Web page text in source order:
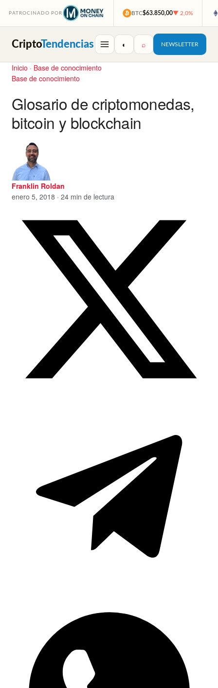
PATROCINADO POR BTC$63.850,00▼ 2,0%
CriptoTendencias ◐ ⌕ NEWSLETTER
Inicio · Base de conocimiento
Base de conocimiento
Glosario de criptomonedas,
bitcoin y blockchain
Franklin Roldan
enero 5, 2018 · 24 min de lectura